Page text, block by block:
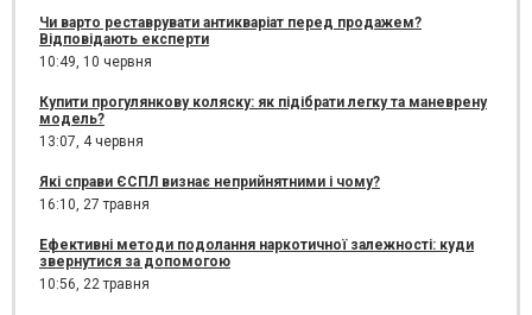
Чи варто реставрувати антикваріат перед продажем?
Відповідають експерти
10:49, 10 червня
Купити прогулянкову коляску: як підібрати легку та маневрену
модель?
13:07, 4 червня
Які справи ЄСПЛ визнає неприйнятними і чому?
16:10, 27 травня
Ефективні методи подолання наркотичної залежності: куди
звернутися за допомогою
10:56, 22 травня